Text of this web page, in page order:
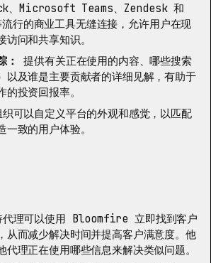
、Microsoft Teams、Zendesk 和
的商业工具无缝连接，允许用户在现
问和共享知识。
：
提供有关正在使用的内容、哪些搜索
以及谁是主要贡献者的详细见解，有助于
投资回报率。
织可以自定义平台的外观和感觉，以匹配
致的用户体验。
代理可以使用 Bloomfire 立即找到客户
从而减少解决时间并提高客户满意度。他
代理正在使用哪些信息来解决类似问题。